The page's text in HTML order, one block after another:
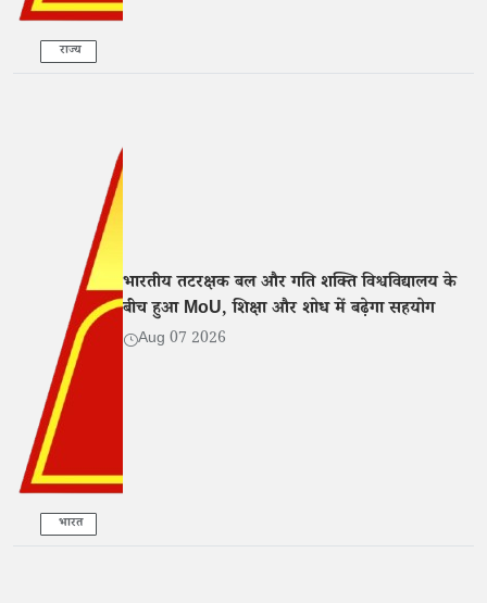
राज्य
भारत
भारतीय तटरक्षक बल और गति शक्ति विश्वविद्यालय के
बीच हुआ MoU, शिक्षा और शोध में बढ़ेगा सहयोग
Aug 07 2026